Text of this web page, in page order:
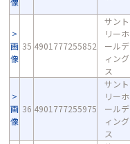
画
像
35 4901777255852
サント
リーホ
ールデ
ィング
ス
画
像
36 4901777255975
サント
リーホ
ールデ
ィング
ス